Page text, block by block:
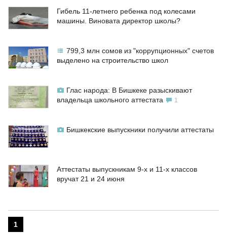
Гибель 11-летнего ребенка под колесами
машины. Виновата директор школы?
799,3 млн сомов из "коррупционных" счетов
выделено на строительство школ
Глас народа: В Бишкеке разыскивают
владельца школьного аттестата
1
Бишкекские выпускники получили аттестаты
Аттестаты выпускникам 9-х и 11-х классов
вручат 21 и 24 июня
1